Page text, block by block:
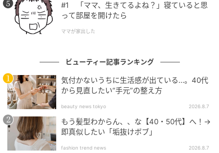
中澤香織さん（41歳・美STリュクス）
#1 「ママ、生きてるよね？」寝ていると思
って部屋を開けたら
ママが家出した
ビューティー記事ランキング
気付かないうちに生活感が出ている…。40代
から見直したい“手元”の整え方
beauty news tokyo 2026.8.7
もう髪型わからん、、な【40・50代】へ！→
即真似したい「垢抜けボブ」
fashion trend news 2026.8.7